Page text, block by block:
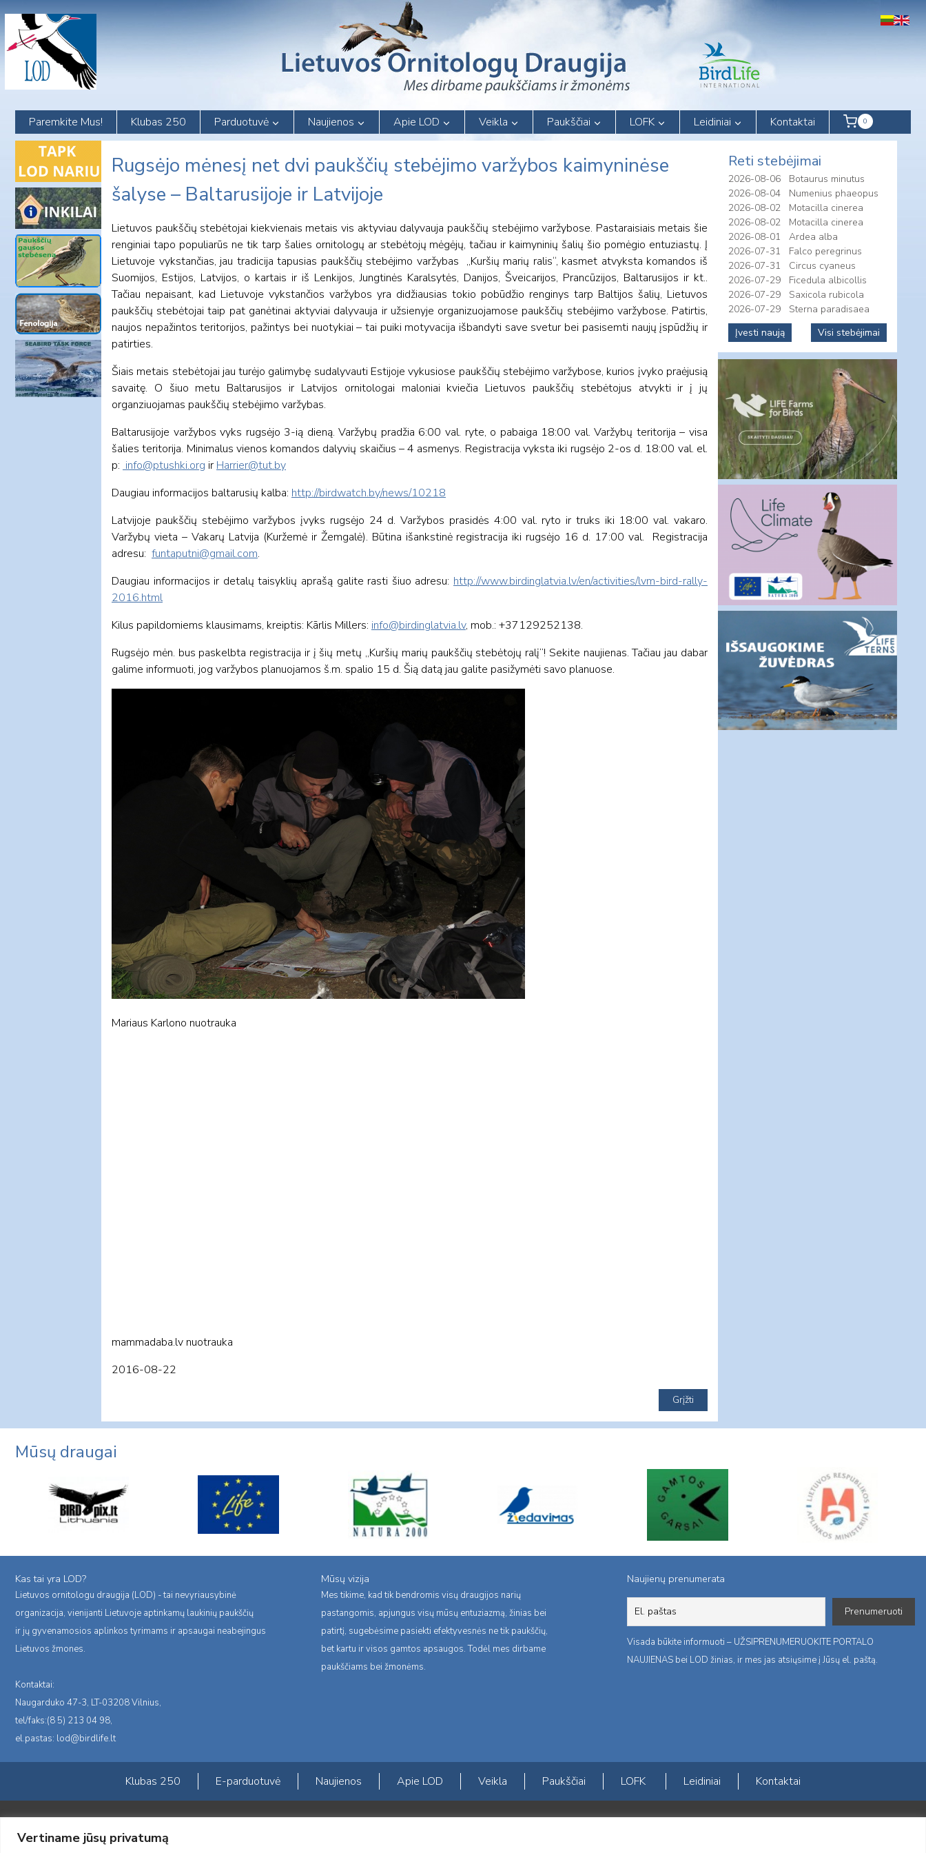
Vertiname jūsų privatumą
content
Paremkite Mus! Klubas 250 Parduotuvė Naujienos Apie LOD Veikla Paukščiai LOFK Leidiniai Kontaktai 0
Rugsėjo mėnesį net dvi paukščių stebėjimo varžybos kaimyninėse
šalyse – Baltarusijoje ir Latvijoje
Lietuvos paukščių stebėtojai kiekvienais metais vis aktyviau dalyvauja paukščių stebėjimo varžybose. Pastaraisiais metais šie
renginiai tapo populiarūs ne tik tarp šalies ornitologų ar stebėtojų mėgėjų, tačiau ir kaimyninių šalių šio pomėgio entuziastų. Į
Lietuvoje vykstančias, jau tradicija tapusias paukščių stebėjimo varžybas „Kuršių marių ralis“, kasmet atvyksta komandos iš
Suomijos, Estijos, Latvijos, o kartais ir iš Lenkijos, Jungtinės Karalsytės, Danijos, Šveicarijos, Prancūzijos, Baltarusijos ir kt..
Tačiau nepaisant, kad Lietuvoje vykstančios varžybos yra didžiausias tokio pobūdžio renginys tarp Baltijos šalių, Lietuvos
paukščių stebėtojai taip pat ganėtinai aktyviai dalyvauja ir užsienyje organizuojamose paukščių stebėjimo varžybose. Patirtis,
naujos nepažintos teritorijos, pažintys bei nuotykiai – tai puiki motyvacija išbandyti save svetur bei pasisemti naujų įspūdžių ir
patirties.
Šiais metais stebėtojai jau turėjo galimybę sudalyvauti Estijoje vykusiose paukščių stebėjimo varžybose, kurios įvyko praėjusią
savaitę. O šiuo metu Baltarusijos ir Latvijos ornitologai maloniai kviečia Lietuvos paukščių stebėtojus atvykti ir į jų
organziuojamas paukščių stebėjimo varžybas.
Baltarusijoje varžybos vyks rugsėjo 3-ią dieną. Varžybų pradžia 6:00 val. ryte, o pabaiga 18:00 val. Varžybų teritorija – visa
šalies teritorija. Minimalus vienos komandos dalyvių skaičius – 4 asmenys. Registracija vyksta iki rugsėjo 2-os d. 18:00 val. el.
p: info@ptushki.org ir Harrier@tut.by
Daugiau informacijos baltarusių kalba: http://birdwatch.by/news/10218
Latvijoje paukščių stebėjimo varžybos įvyks rugsėjo 24 d. Varžybos prasidės 4:00 val. ryto ir truks iki 18:00 val. vakaro.
Varžybų vieta – Vakarų Latvija (Kuržemė ir Žemgalė). Būtina išankstinė registracija iki rugsėjo 16 d. 17:00 val. Registracija
adresu: funtaputni@gmail.com.
Daugiau informacijos ir detalų taisyklių aprašą galite rasti šiuo adresu: http://www.birdinglatvia.lv/en/activities/lvm-bird-rally-
2016.html
Kilus papildomiems klausimams, kreiptis: Kārlis Millers: info@birdinglatvia.lv, mob.: +37129252138.
Rugsėjo mėn. bus paskelbta registracija ir į šių metų „Kuršių marių paukščių stebėtojų ralį“! Sekite naujienas. Tačiau jau dabar
galime informuoti, jog varžybos planuojamos š.m. spalio 15 d. Šią datą jau galite pasižymėti savo planuose.
Mariaus Karlono nuotrauka
mammadaba.lv nuotrauka
2016-08-22
Reti stebėjimai
2026-08-06
Botaurus minutus
2026-08-04
Numenius phaeopus
2026-08-02
Motacilla cinerea
2026-08-02
Motacilla cinerea
2026-08-01
Ardea alba
2026-07-31
Falco peregrinus
2026-07-31
Circus cyaneus
2026-07-29
Ficedula albicollis
2026-07-29
Saxicola rubicola
2026-07-29
Sterna paradisaea
Įvesti naują
Visi stebėjimai
Mūsų draugai
Kas tai yra LOD?
Lietuvos ornitologu draugija (LOD) - tai nevyriausybinė
organizacija, vienijanti Lietuvoje aptinkamų laukinių paukščių
ir jų gyvenamosios aplinkos tyrimams ir apsaugai neabejingus
Lietuvos žmones.
Kontaktai:
Naugarduko 47-3, LT-03208 Vilnius,
tel/faks:(8 5) 213 04 98,
el.pastas: lod@birdlife.lt
Mūsų vizija
Mes tikime, kad tik bendromis visų draugijos narių
pastangomis, apjungus visų mūsų entuziazmą, žinias bei
patirtį, sugebėsime pasiekti efektyvesnės ne tik paukščių,
bet kartu ir visos gamtos apsaugos. Todėl mes dirbame
paukščiams bei žmonėms.
Naujienų prenumerata
Visada būkite informuoti – UŽSIPRENUMERUOKITE PORTALO
NAUJIENAS bei LOD žinias, ir mes jas atsiųsime į Jūsų el. paštą.
Klubas 250 E-parduotuvė Naujienos Apie LOD Veikla Paukščiai LOFK Leidiniai Kontaktai
„LOD visuomeninės /gamtosauginės veiklos sustiprinimas ir įvaizdžio formavimas įtraukiant visuomenę į aplinkosauginių tyrimų veiklą“ (paprojekčio